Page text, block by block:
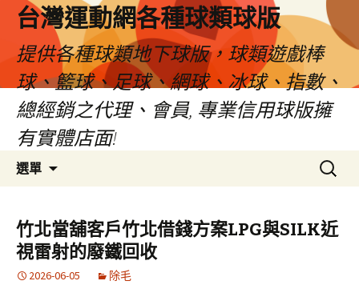
台灣運動網各種球類球版
提供各種球類地下球版，球類遊戲棒
球、籃球、足球、網球、冰球、指數、
總經銷之代理、會員, 專業信用球版擁
有實體店面!
選單
容
區
搜
尋
鍵
字:
竹北當舖客戶竹北借錢方案LPG與SILK近
視雷射的廢鐵回收
2026-06-05 除毛